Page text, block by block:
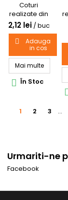
Coturi
realizate din
PVC rigid
pentru
conectarea
tubulaturilor
in trasee
electrice cu
diamtru
de 20 mm
2,12 lei / buc

Adauga
in cos
Mai multe
 În Stoc
1 2 3 …
Urmariti-ne
Facebook